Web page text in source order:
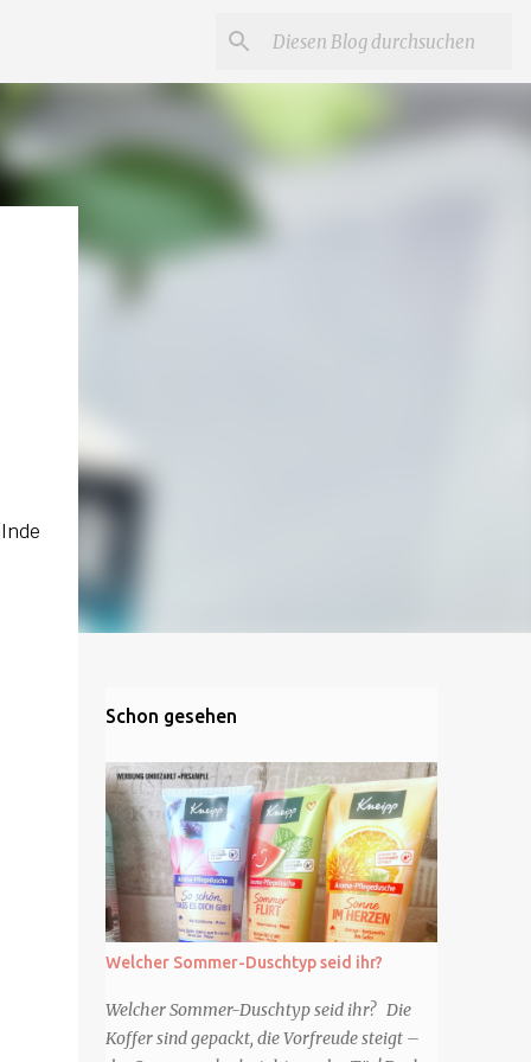
Schon gesehen
Welcher Sommer-Duschtyp seid ihr?
Welcher Sommer-Duschtyp seid ihr? Die
Koffer sind gepackt, die Vorfreude steigt –